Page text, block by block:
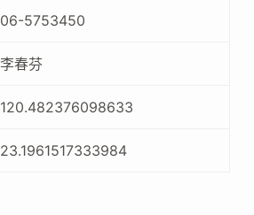
06-5753450
李春芬
120.482376098633
23.1961517333984